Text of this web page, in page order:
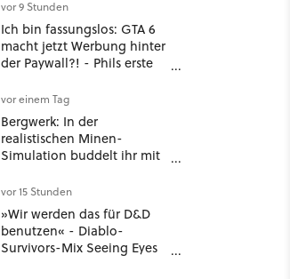
vor 9 Stunden
Ich bin fassungslos: GTA 6
macht jetzt Werbung hinter
der Paywall?! - Phils erste
Deal
vor einem Tag
Bergwerk: In der
realistischen Minen-
Simulation buddelt ihr mit
möglichst vorsichtig Kohle
aus
vor 15 Stunden
»Wir werden das für D&D
benutzen« - Diablo-
Survivors-Mix Seeing Eyes